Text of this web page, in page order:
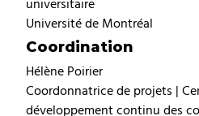
universitaire
Université de Montréal
Coordination
Hélène Poirier
Coordonnatrice de projets |
développement continu des